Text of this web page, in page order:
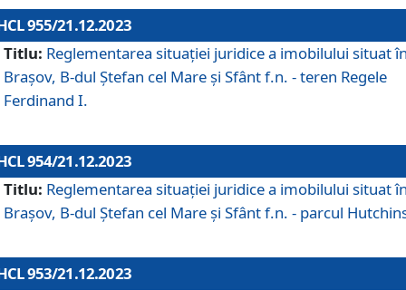
955/21.12.2023
Titlu: Reglementarea situației juridice a imobilului situat
Brașov, B-dul Ștefan cel Mare și Sfânt f.n. - teren Regele
Ferdinand I.
954/21.12.2023
Titlu: Reglementarea situației juridice a imobilului situat
Brașov, B-dul Ștefan cel Mare și Sfânt f.n. - parcul
953/21.12.2023